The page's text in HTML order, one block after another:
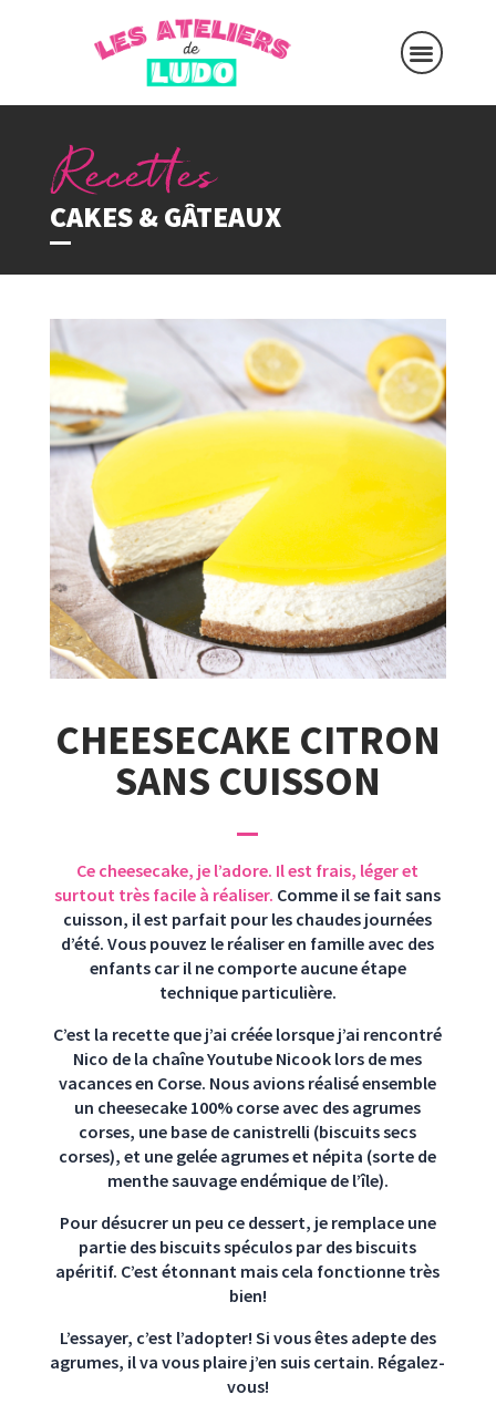
CAKES & GÂTEAUX
CHEESECAKE CITRON
SANS CUISSON
Ce cheesecake, je l’adore. Il est frais, léger et
surtout très facile à réaliser. Comme il se fait sans
cuisson, il est parfait pour les chaudes journées
d’été. Vous pouvez le réaliser en famille avec des
enfants car il ne comporte aucune étape
technique particulière.
C’est la recette que j’ai créée lorsque j’ai rencontré
Nico de la chaîne Youtube Nicook lors de mes
vacances en Corse. Nous avions réalisé ensemble
un cheesecake 100% corse avec des agrumes
corses, une base de canistrelli (biscuits secs
corses), et une gelée agrumes et népita (sorte de
menthe sauvage endémique de l’île).
Pour désucrer un peu ce dessert, je remplace une
partie des biscuits spéculos par des biscuits
apéritif. C’est étonnant mais cela fonctionne très
bien!
L’essayer, c’est l’adopter! Si vous êtes adepte des
agrumes, il va vous plaire j’en suis certain. Régalez-
vous!